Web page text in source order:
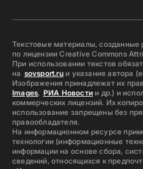
Текстовые материалы, созданные
по лицензии Creative Commons
При использовании текстов
на sovsport.ruи указание автора
Изображения принадлежат их
Images, РИА Новостии др.) и
коммерческих лицензий. Их
использование запрещены без
правообладателя.
На информационном ресурсе
технологии (информационные
информации на основе сбора,
сведений, относящихся к